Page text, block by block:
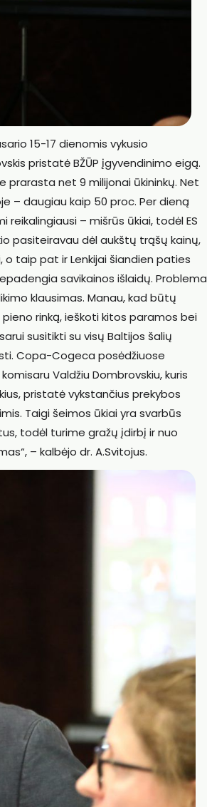
15-17 dienomis vykusio
pristatė BŽŪP įgyvendinimo eigą.
prarasta net 9 milijonai ūkininkų. Net
– daugiau kaip 50 proc. Per dieną
– mišrūs ūkiai, todėl ES
pasiteiravau dėl aukštų trąšų kainų,
o taip pat ir Lenkijai šiandien paties
savikainos išlaidų. Problema
klausimas. Manau, kad būtų
rinką, ieškoti kitos paramos bei
susitikti su visų Baltijos šalių
Copa-Cogeca posėdžiuose
Valdžiu Dombrovskiu, kuris
pristatė vykstančius prekybos
Taigi šeimos ūkiai yra svarbūs
todėl turime gražų įdirbį ir nuo
– kalbėjo dr. A.Svitojus.